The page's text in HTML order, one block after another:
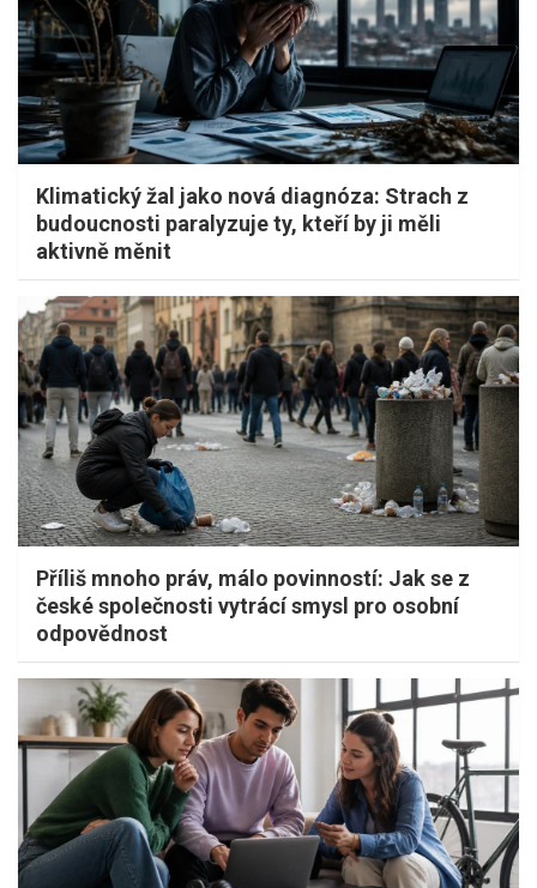
Klimatický žal jako nová diagnóza: Strach z
budoucnosti paralyzuje ty, kteří by ji měli
aktivně měnit
Příliš mnoho práv, málo povinností: Jak se z
české společnosti vytrácí smysl pro osobní
odpovědnost